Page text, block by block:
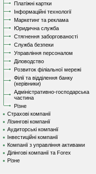
Платіжні картки
Інформаційні технології
Маркетинг та реклама
Юридична служба
Стягнення заборгованості
Служба безпеки
Управління персоналом
Діловодство
Розвиток філіальної мережі
Філії та відділення банку
(керівники)
Адміністративно-господарська
частина
Різне
Страхові компанії
Лізингові компанії
Аудиторські компанії
Інвестиційні компанії
Компанії з управління активами
Ділінгові компанії та Forex
Різне